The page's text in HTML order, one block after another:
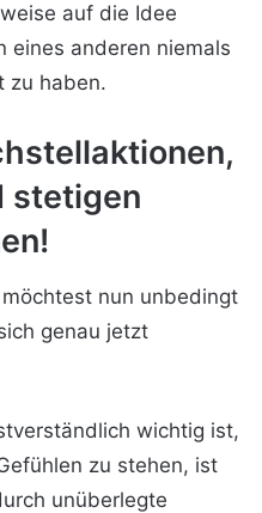
auf die Idee
eines anderen niemals
zu haben.
stetigen
nun unbedingt
genau jetzt
wichtig ist,
zu stehen, ist
unüberlegte